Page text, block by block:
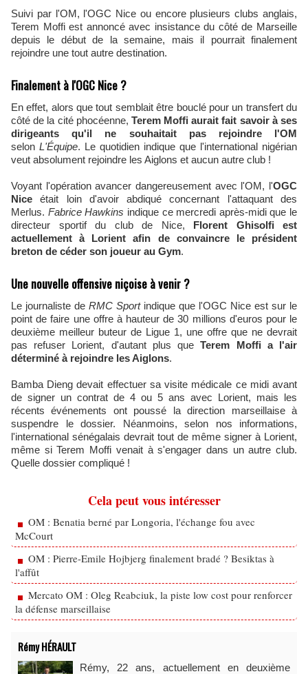
Suivi par l'OM, l'OGC Nice ou encore plusieurs clubs anglais,
Terem Moffi est annoncé avec insistance du côté de Marseille
depuis le début de la semaine, mais il pourrait finalement
rejoindre une tout autre destination.
Finalement à l'OGC Nice ?
En effet, alors que tout semblait être bouclé pour un transfert du
côté de la cité phocéenne, Terem Moffi aurait fait savoir à ses
dirigeants qu'il ne souhaitait pas rejoindre l'OM
selon L'Équipe. Le quotidien indique que l'international nigérian
veut absolument rejoindre les Aiglons et aucun autre club !
Voyant l'opération avancer dangereusement avec l'OM, l'OGC
Nice était loin d'avoir abdiqué concernant l'attaquant des
Merlus. Fabrice Hawkins indique ce mercredi après-midi que le
directeur sportif du club de Nice, Florent Ghisolfi est
actuellement à Lorient afin de convaincre le président
breton de céder son joueur au Gym.
Une nouvelle offensive niçoise à venir ?
Le journaliste de RMC Sportindique que l'OGC Nice est sur le
point de faire une offre à hauteur de 30 millions d'euros pour le
deuxième meilleur buteur de Ligue 1, une offre que ne devrait
pas refuser Lorient, d'autant plus queTerem Moffi a l'air
déterminé à rejoindre les Aiglons.
Bamba Dieng devait effectuer sa visite médicale ce midi avant
de signer un contrat de 4 ou 5 ans avec Lorient, mais les
récents événements ont poussé la direction marseillaise à
suspendre le dossier. Néanmoins, selon nos informations,
l'international sénégalais devrait tout de même signer à Lorient,
même si Terem Moffi venait à s'engager dans un autre club.
Quelle dossier compliqué !
Cela peut vous intéresser
OM : Benatia berné par Longoria, l'échange fou avec
McCourt
OM : Pierre-Emile Hojbjerg finalement bradé ? Besiktas à
l'affût
Mercato OM : Oleg Reabciuk, la piste low cost pour renforcer
la défense marseillaise
Rémy HÉRAULT
Rémy, 22 ans, actuellement en deuxième